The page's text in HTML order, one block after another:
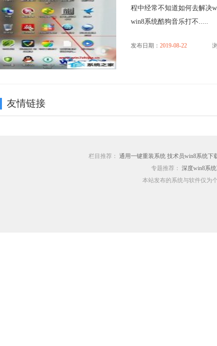
程中经常不知道如何去解决
win8系统酷狗音乐打不.....
发布日期： 2019-08-22
友情链接
栏目推荐： 通用一键重装系统 技术员win8系统下
专题推荐： 深度win8系
本站发布的系统与软件仅为